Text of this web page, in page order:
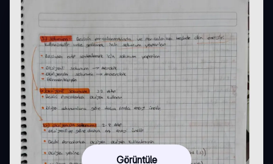
Görüntüle